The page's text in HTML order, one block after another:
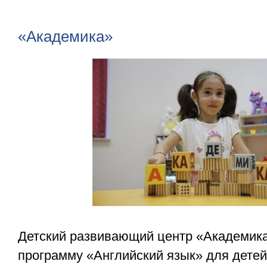
«Академика»
Детский развивающий центр
программу «Английский язык» для